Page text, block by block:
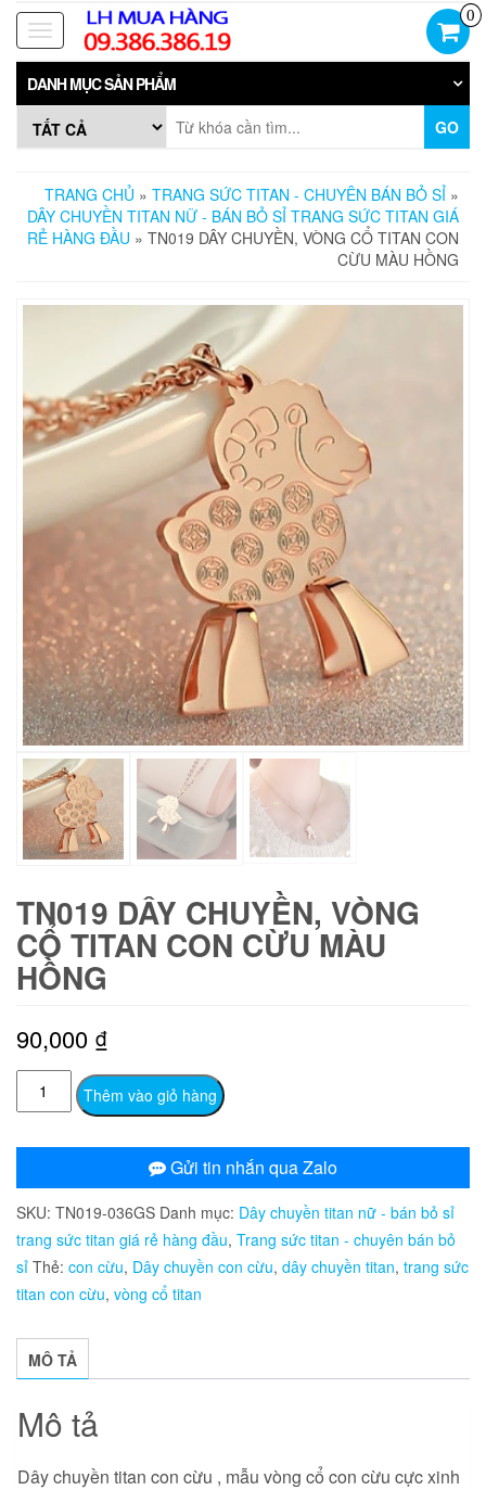
Skip
the
content
Toggle
navigation
0
DANH MỤC SẢN PHẨM
GO
TRANG CHỦ » TRANG SỨC TITAN - CHUYÊN BÁN BỎ SỈ »
DÂY CHUYỀN TITAN NỮ - BÁN BỎ SỈ TRANG SỨC TITAN GIÁ
RẺ HÀNG ĐẦU » TN019 DÂY CHUYỀN, VÒNG CỔ TITAN CON
CỪU MÀU HỒNG
TN019 DÂY CHUYỀN, VÒNG
CỔ TITAN CON CỪU MÀU
HỒNG
90,000 ₫
TN019
Dây
cổ
titan
con
cừu
màu
số
lượng
Thêm vào giỏ hàng
Gửi tin nhắn qua Zalo
SKU: TN019-036GS Danh mục: Dây chuyền titan nữ - bán bỏ sỉ
trang sức titan giá rẻ hàng đầu, Trang sức titan - chuyên bán bỏ
sỉ Thẻ: con cừu, Dây chuyền con cừu, dây chuyền titan, trang sức
titan con cừu, vòng cổ titan
MÔ TẢ
Mô tả
Dây chuyền titan con cừu , mẫu vòng cổ con cừu cực xinh